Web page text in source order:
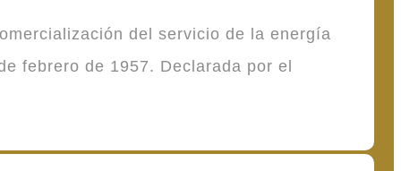
del servicio de la energía
febrero de 1957. Declarada por el